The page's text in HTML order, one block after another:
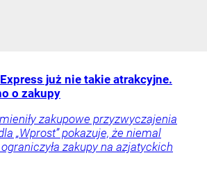
już nie takie atrakcyjne.
o zakupy
zakupowe przyzwyczajenia
„Wprost” pokazuje, że niemal
zakupy na azjatyckich